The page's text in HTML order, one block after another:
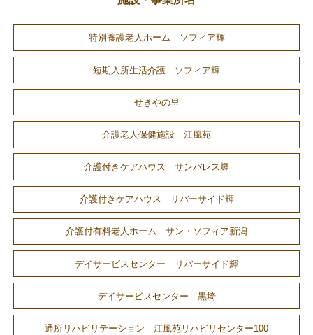
特別養護老人ホーム ソフィア輝
短期入所生活介護 ソフィア輝
せきやの里
介護老人保健施設 江風苑
介護付きケアハウス サンパレス輝
介護付きケアハウス リバーサイド輝
介護付有料老人ホーム サン・ソフィア新潟
デイサービスセンター リバーサイド輝
デイサービスセンター 黒埼
通所リハビリテーション 江風苑リハビリセンター100